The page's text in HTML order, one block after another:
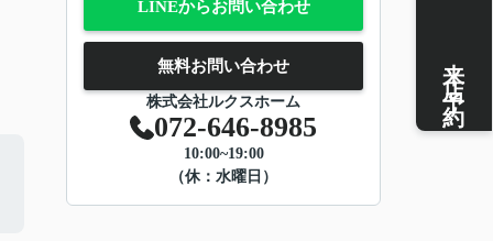
LINEからお問い合わせ
無料お問い合わせ
株式会社ルクスホーム
072-646-8985
10:00~19:00
（休：水曜日）
来店予約